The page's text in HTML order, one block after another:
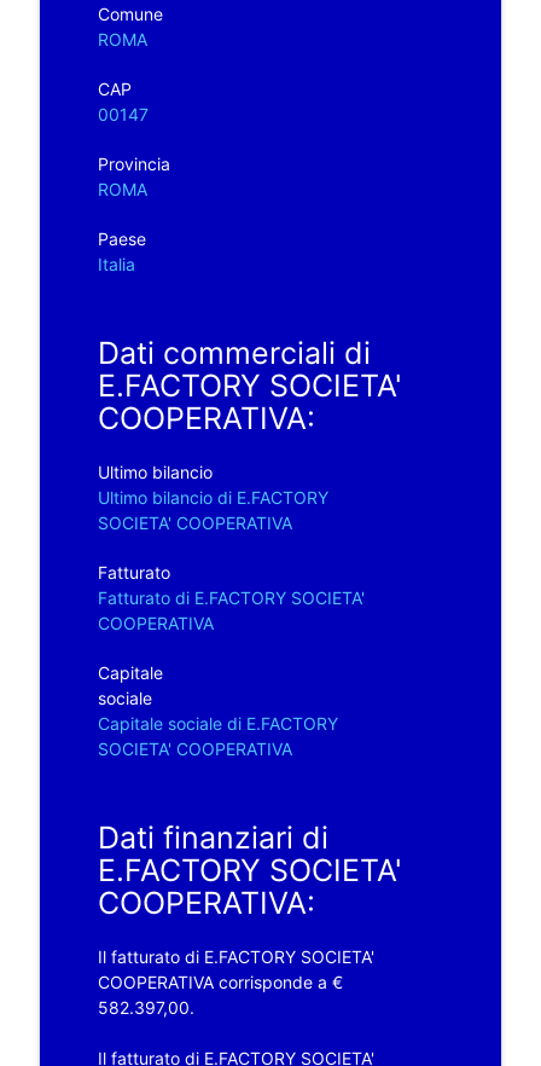
Comune
ROMA
CAP
00147
Provincia
ROMA
Paese
Italia
Dati commerciali di
E.FACTORY SOCIETA'
COOPERATIVA:
Ultimo bilancio
Ultimo bilancio di E.FACTORY
SOCIETA' COOPERATIVA
Fatturato
Fatturato di E.FACTORY SOCIETA'
COOPERATIVA
Capitale
sociale
Capitale sociale di E.FACTORY
SOCIETA' COOPERATIVA
Dati finanziari di
E.FACTORY SOCIETA'
COOPERATIVA:
Il fatturato di E.FACTORY SOCIETA'
COOPERATIVA corrisponde a €
582.397,00.
Il fatturato di E.FACTORY SOCIETA'